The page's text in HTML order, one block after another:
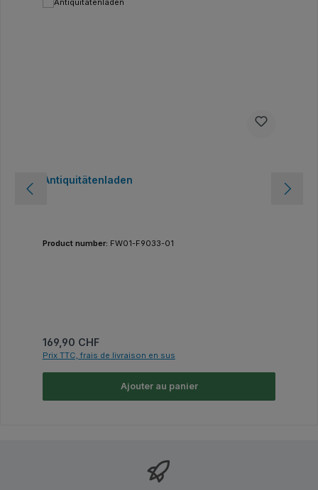
Antiquitätenladen
Product number: FW01-F9033-01
Prix régulier :
169,90 CHF
Prix TTC, frais de livraison en sus
Ajouter au panier